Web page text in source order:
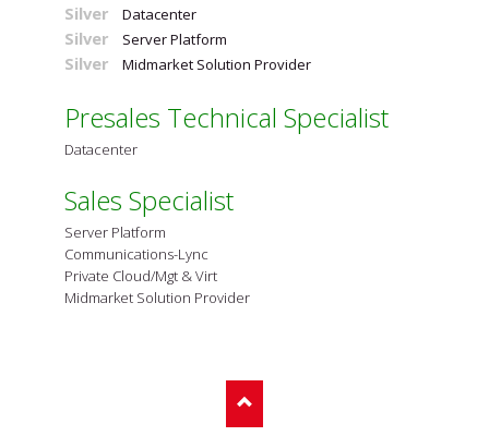
Silver Datacenter
Silver Server Platform
Silver Midmarket Solution Provider
Presales Technical Specialist
Datacenter
Sales Specialist
Server Platform
Communications-Lync
Private Cloud/Mgt & Virt
Midmarket Solution Provider